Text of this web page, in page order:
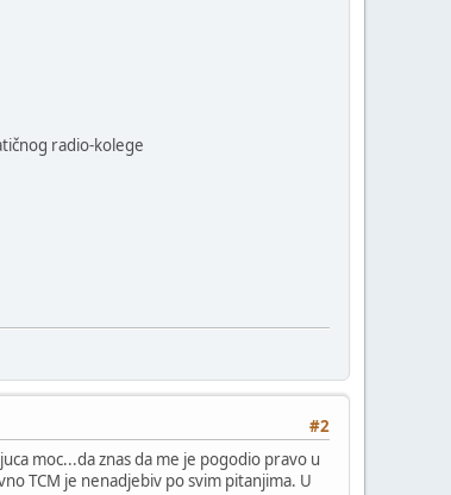
radio-kolege
#2
moc...da znas da me je pogodio pravo u
TCM je nenadjebiv po svim pitanjima. U